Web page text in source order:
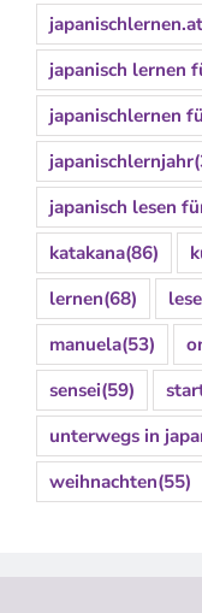
japanischlernen.at
japanisch lernen
japanischlernen
japanischlernjahr
japanisch lesen
katakana(86)
lernen(68)
manuela(53)
sensei(59)
unterwegs in
weihnachten(55)